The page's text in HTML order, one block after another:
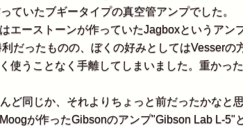
ていたブギータイプの真空管アンプでした。
エーストーンが作っていたJagboxというアン
だったものの、ぼくの好みとしてはVesserの
使うことなく手離してしまいました。重かった
ど同じか、それよりちょっと前だったかなと
が作ったGibsonのアンプ"Gibson Lab L-5"